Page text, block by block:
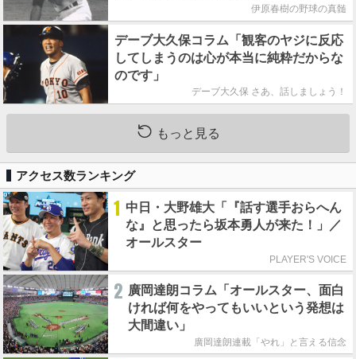
伊原春樹の野球の真髄
デーブ大久保コラム「観客のヤジに反応
してしまうのは心が本当に純粋だからな
のです」
デーブ大久保 さあ、話しましょう！
もっと見る
アクセス数ランキング
1 中日・大野雄大「『話す選手おらへん
な』と思ったら坂本勇人が来た！」／
オールスター
PLAYER'S VOICE
2 廣岡達朗コラム「オールスター、面白
ければ何をやってもいいという発想は
大間違い」
廣岡達朗連載「やれ」と言える信念